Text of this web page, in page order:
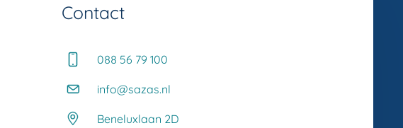
Contact
088 56 79 100
info@sazas.nl
Beneluxlaan 2D